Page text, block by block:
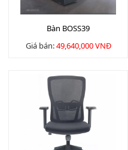
Bàn BOSS39
Giá bán:49,640,000 VNĐ